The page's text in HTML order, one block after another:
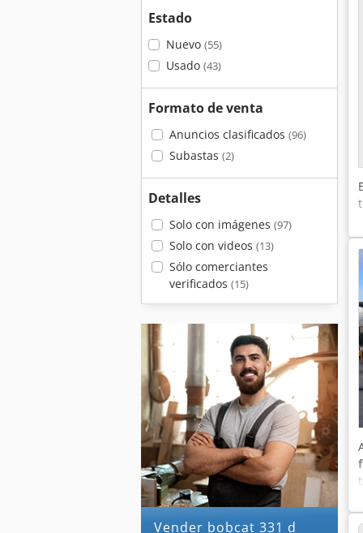
Estado
Nuevo (55)
Usado (43)
Formato de venta
Anuncios clasificados (96)
Subastas (2)
Detalles
Solo con imágenes (97)
Solo con videos (13)
Sólo comerciantes
verificados (15)
Vender bobcat 331 d